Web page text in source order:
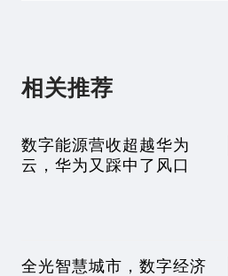
相关推荐
数字能源营收超越华为
云，华为又踩中了风口
全光智慧城市，数字经济